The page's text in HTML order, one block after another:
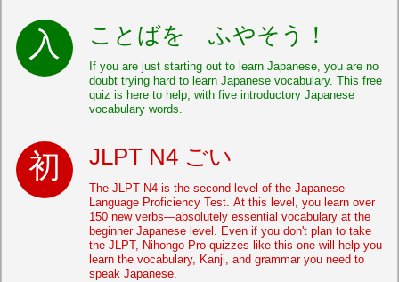
ことばを ふやそう！
If you are just starting out to learn Japanese, you are no
doubt trying hard to learn Japanese vocabulary. This free
quiz is here to help, with five introductory Japanese
vocabulary words.
JLPT N4 ごい
The JLPT N4 is the second level of the Japanese
Language Proficiency Test. At this level, you learn over
150 new verbs—absolutely essential vocabulary at the
beginner Japanese level. Even if you don't plan to take
the JLPT, Nihongo-Pro quizzes like this one will help you
learn the vocabulary, Kanji, and grammar you need to
speak Japanese.